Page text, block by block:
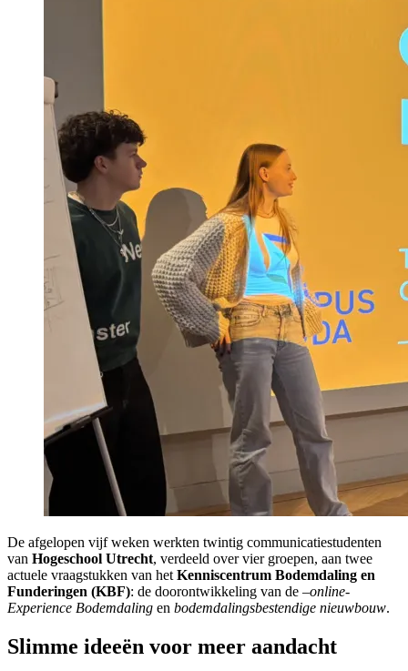
De afgelopen vijf weken werkten twintig communicatiestudenten
van Hogeschool Utrecht, verdeeld over vier groepen, aan twee
actuele vraagstukken van het Kenniscentrum Bodemdaling en
Funderingen (KBF): de doorontwikkeling van de –online-
Experience Bodemdaling en bodemdalingsbestendige nieuwbouw.
Slimme ideeën voor meer aandacht